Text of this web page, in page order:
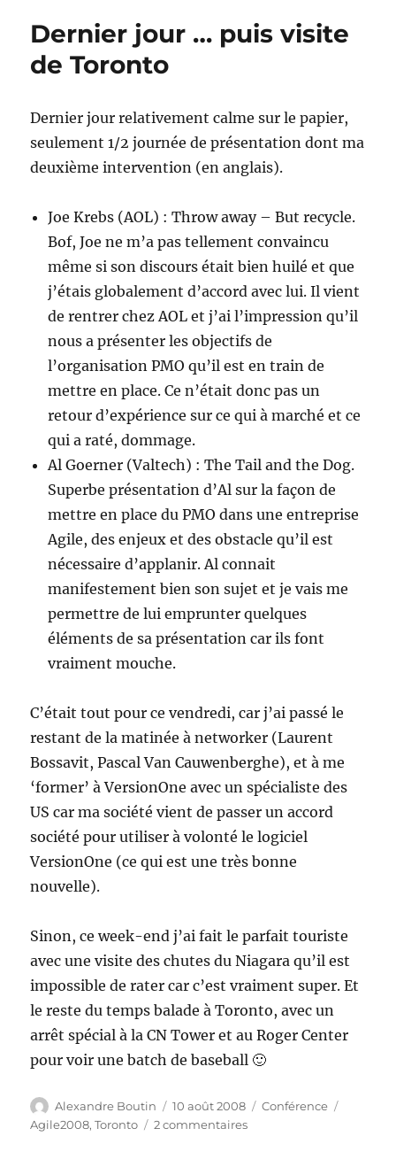
Dernier jour … puis visite
de Toronto
Dernier jour relativement calme sur le papier,
seulement 1/2 journée de présentation dont ma
deuxième intervention (en anglais).
Joe Krebs (AOL) : Throw away – But recycle.
Bof, Joe ne m’a pas tellement convaincu
même si son discours était bien huilé et que
j’étais globalement d’accord avec lui. Il vient
de rentrer chez AOL et j’ai l’impression qu’il
nous a présenter les objectifs de
l’organisation PMO qu’il est en train de
mettre en place. Ce n’était donc pas un
retour d’expérience sur ce qui à marché et ce
qui a raté, dommage.
Al Goerner (Valtech) : The Tail and the Dog.
Superbe présentation d’Al sur la façon de
mettre en place du PMO dans une entreprise
Agile, des enjeux et des obstacle qu’il est
nécessaire d’applanir. Al connait
manifestement bien son sujet et je vais me
permettre de lui emprunter quelques
éléments de sa présentation car ils font
vraiment mouche.
C’était tout pour ce vendredi, car j’ai passé le
restant de la matinée à networker (Laurent
Bossavit, Pascal Van Cauwenberghe), et à me
‘former’ à VersionOne avec un spécialiste des
US car ma société vient de passer un accord
société pour utiliser à volonté le logiciel
VersionOne (ce qui est une très bonne
nouvelle).
Sinon, ce week-end j’ai fait le parfait touriste
avec une visite des chutes du Niagara qu’il est
impossible de rater car c’est vraiment super. Et
le reste du temps balade à Toronto, avec un
arrêt spécial à la CN Tower et au Roger Center
pour voir une batch de baseball 🙂
Auteur
Alexandre Boutin
Publié
le
10 août 2008 Catégories
Conférence
Agile2008,Toronto 2 commentairessur